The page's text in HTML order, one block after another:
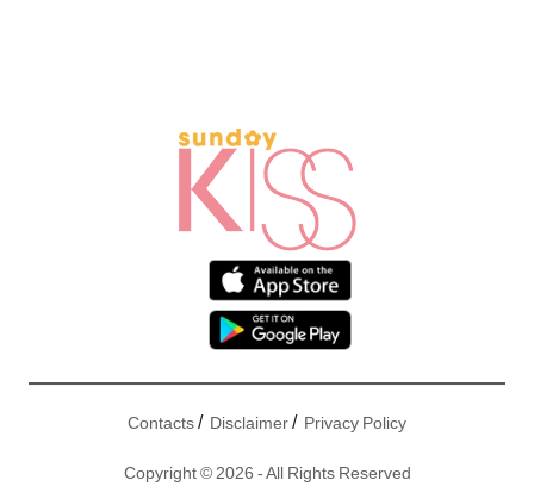
Contacts/ Disclaimer/ Privacy Policy
Copyright © 2026 - All Rights Reserved